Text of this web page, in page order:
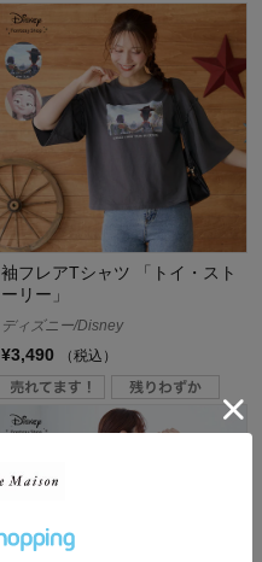
袖フレアTシャツ 「トイ・スト
ーリー」
ディズニー/Disney
¥3,490 （税込）